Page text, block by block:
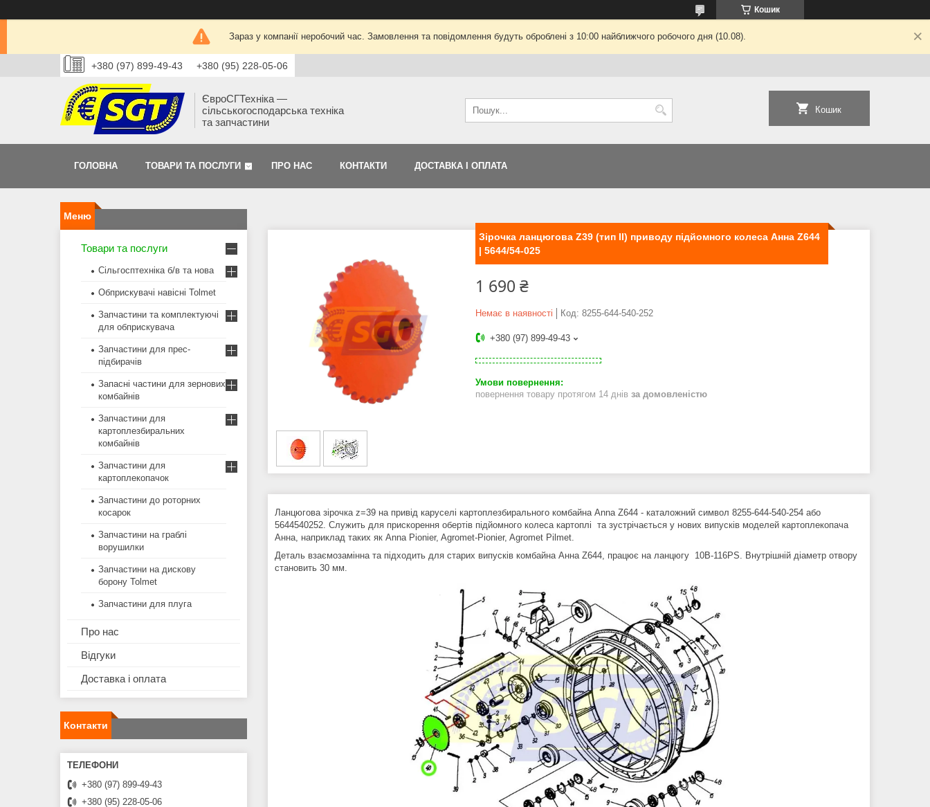
Кошик
Зараз у компанії неробочий час. Замовлення та повідомлення будуть оброблені з 10:00 найближчого робочого дня (10.08).
+380 (97) 899-49-43 +380 (95) 228-05-06
ЄвроСГТехніка —
сільськогосподарська техніка
та запчастини
Кошик
ГОЛОВНА ТОВАРИ ТА ПОСЛУГИ ПРО НАС КОНТАКТИ ДОСТАВКА І ОПЛАТА
Зірочка ланцюгова Z39 (тип II) приводу підйомного колеса Анна Z644
| 5644/54-025
1 690 ₴
Немає в наявності Код: 8255-644-540-252
+380 (97) 899-49-43
повернення товару протягом 14 днів за домовленістю
Ланцюгова зірочка z=39 на привід каруселі картоплезбирального комбайна Anna Z644 - каталожний символ 8255-644-540-254 або
5644540252. Служить для прискорення обертів підйомного колеса картоплі та зустрічається у нових випусків моделей картоплекопача
Анна, наприклад таких як Anna Pionier, Agromet-Pionier, Agromet Pilmet.
Деталь взаємозамінна та підходить для старих випусків комбайна Анна Z644, працює на ланцюгу 10В-116PS. Внутрішній діаметр отвору
становить 30 мм.
Товари та послуги
Сільгосптехніка б/в та нова
Обприскувачі навісні Tolmet
Запчастини та комплектуючі
для обприскувача
Запчастини для прес-
підбирачів
Запасні частини для зернових
комбайнів
Запчастини для
картоплезбиральних
комбайнів
Запчастини для
картоплекопачок
Запчастини до роторних
косарок
Запчастини на граблі
ворушилки
Запчастини на дискову
борону Tolmet
Запчастини для плуга
Про нас
Відгуки
Доставка і оплата
Контакти
+380 (97) 899-49-43
+380 (95) 228-05-06